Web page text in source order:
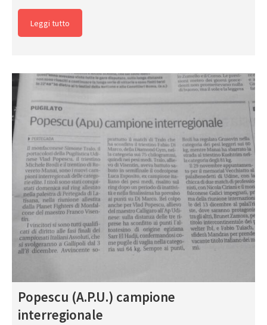
Leggi tutto
Popescu (A.P.U.) campione
interregionale